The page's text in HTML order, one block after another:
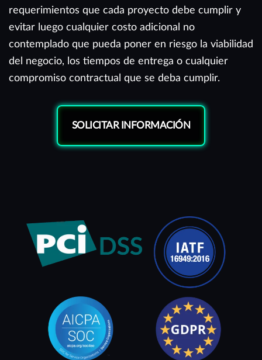
requerimientos que cada proyecto debe cumplir y
evitar luego cualquier costo adicional no
contemplado que pueda poner en riesgo la viabilidad
del negocio, los tiempos de entrega o cualquier
compromiso contractual que se deba cumplir.
SOLICITAR INFORMACIÓN